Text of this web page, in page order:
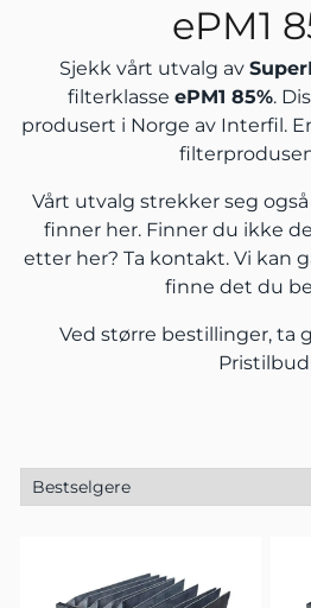
ePM1
Sjekk vårt utvalg av
filterklasse ePM1 85%.
produsert i Norge av Interfil.
Vårt utvalg strekker seg
finner her. Finner du ikke
etter her? Ta kontakt. Vi kan
finne det du
Ved større bestillinger, ta